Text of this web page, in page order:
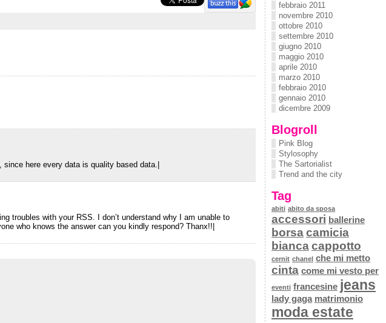
here every data is quality based data.|
troubles with your RSS. I don’t understand why I am unable to
who knows the answer can you kindly respond? Thanx!!|
febbraio 2011
novembre 2010
ottobre 2010
settembre 2010
giugno 2010
maggio 2010
aprile 2010
marzo 2010
febbraio 2010
gennaio 2010
dicembre 2009
Blogroll
Pink Blog
Stylosophy
The Sartorialist
Trend and the city
Tag
abiti abito da sposa
accessori ballerine
borsacamicia
biancacappotto
cernit chanel che mi metto
cinta come mi vesto per
eventi francesine jeans
lady gaga matrimonio
moda estate